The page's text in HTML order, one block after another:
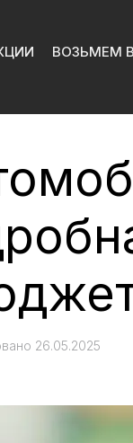
ВОЗЬМЕМ
26.05.2025